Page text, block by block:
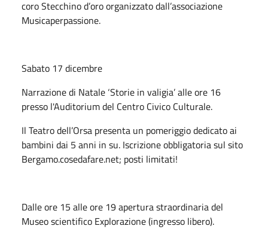
coro Stecchino d’oro organizzato dall’associazione
Musicaperpassione.
Sabato 17 dicembre
Narrazione di Natale ‘Storie in valigia’ alle ore 16
presso l'Auditorium del Centro Civico Culturale.
Il Teatro dell’Orsa presenta un pomeriggio dedicato ai
bambini dai 5 anni in su. Iscrizione obbligatoria sul sito
Bergamo.cosedafare.net; posti limitati!
Dalle ore 15 alle ore 19 apertura straordinaria del
Museo scientifico Explorazione (ingresso libero).